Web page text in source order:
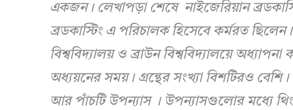
একজন। লেখাপড়া শেষে নাইজেরিয়ান
ব্রডকাস্টিং এ পরিচালক হিসেবে কর্মরত
বিশ্ববিদ্যালয় ও ব্রাউন বিশ্ববিদ্যালয়ে
অধ্যয়নের সময়। গ্রন্থের সংখ্যা বিশটিরও
আর পাঁচটি উপন্যাস । উপন্যাসগুলোর মধ্যে